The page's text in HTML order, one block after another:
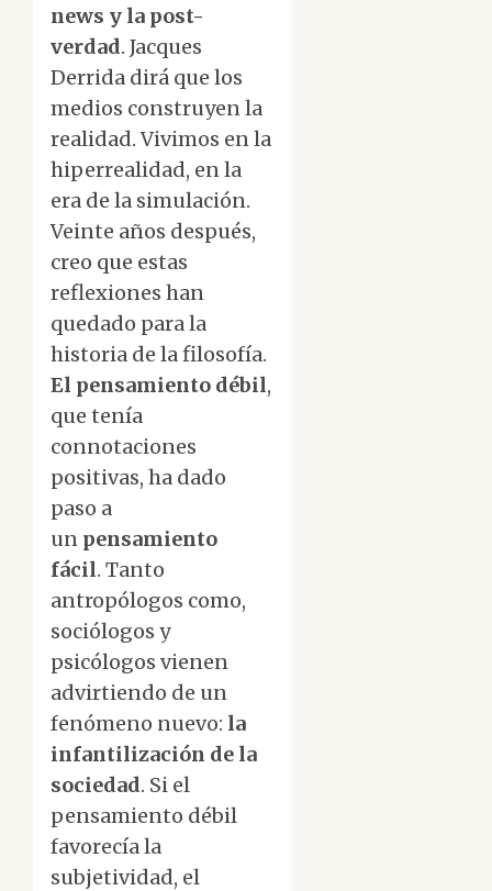
news y la post-
verdad. Jacques
Derrida dirá que los
medios construyen la
realidad. Vivimos en la
hiperrealidad, en la
era de la simulación.
Veinte años después,
creo que estas
reflexiones han
quedado para la
historia de la filosofía.
El pensamiento débil,
que tenía
connotaciones
positivas, ha dado
paso a
un pensamiento
fácil. Tanto
antropólogos como,
sociólogos y
psicólogos vienen
advirtiendo de un
fenómeno nuevo: la
infantilización de la
sociedad. Si el
pensamiento débil
favorecía la
subjetividad, el